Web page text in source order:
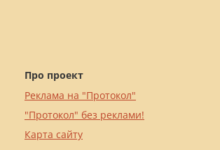
Про проект
Реклама на "Протокол"
"Протокол" без реклами!
Карта сайту